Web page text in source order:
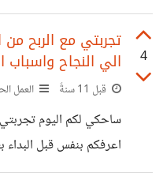
النت و العمل الحر من
والان ارائكم تهمني حول
www.ideabz.com/
4
تجربتي مع الربح
الي النجاح واسباب
قبل 11 سنةً العمل
ساحكي لكم اليوم
اعرفكم بنفس قبل